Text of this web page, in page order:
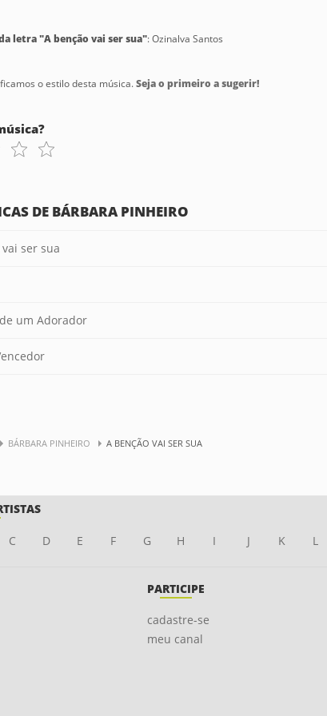
letra "A benção vai ser sua": Ozinalva Santos
o estilo desta música.Seja o primeiro a sugerir!
DE BÁRBARA PINHEIRO
ser sua
um Adorador
BÁRBARA PINHEIRO A BENÇÃO VAI SER SUA
C D E F G H I J K L
PARTICIPE
cadastre-se
meu canal